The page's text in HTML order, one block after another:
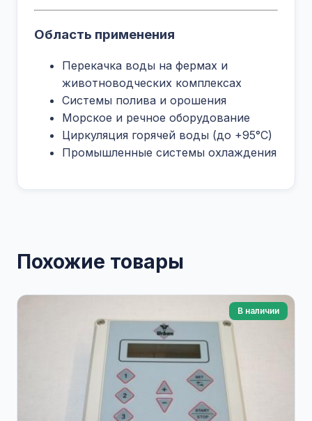
Область применения
Перекачка воды на фермах и
животноводческих комплексах
Системы полива и орошения
Морское и речное оборудование
Циркуляция горячей воды (до +95°C)
Промышленные системы охлаждения
Похожие товары
В наличии